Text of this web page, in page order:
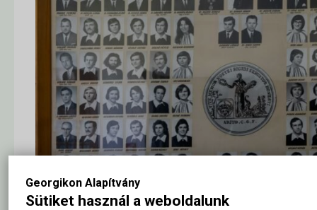
Georgikon Alapítvány
Sütiket használ a weboldalunk